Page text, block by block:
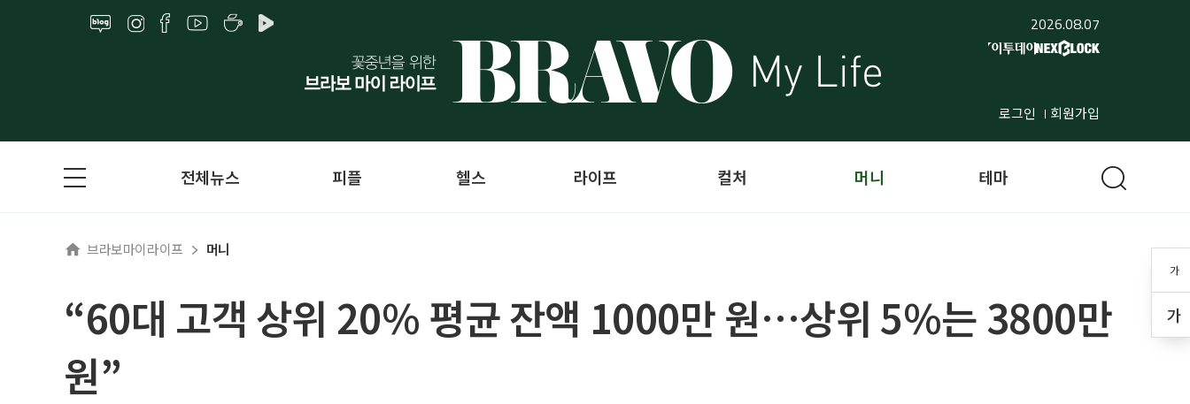
2026.08.07
로그인 회원가입
가
가
전체뉴스 피플 헬스 라이프 컬처 머니 테마
브라보마이라이프 머니
“60대 고객 상위 20% 평균 잔액 1000만 원…상위 5%는 3800만
원”